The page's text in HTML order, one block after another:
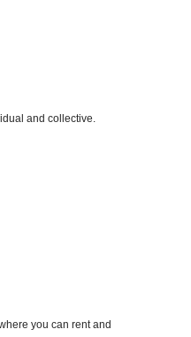
and collective.
you can rent and